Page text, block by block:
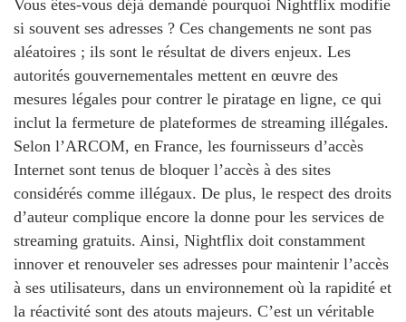
Vous êtes-vous déjà demandé pourquoi Nightflix modifie
si souvent ses adresses ? Ces changements ne sont pas
aléatoires ; ils sont le résultat de divers enjeux. Les
autorités gouvernementales mettent en œuvre des
mesures légales pour contrer le piratage en ligne, ce qui
inclut la fermeture de plateformes de streaming illégales.
Selon l’ARCOM, en France, les fournisseurs d’accès
Internet sont tenus de bloquer l’accès à des sites
considérés comme illégaux. De plus, le respect des droits
d’auteur complique encore la donne pour les services de
streaming gratuits. Ainsi, Nightflix doit constamment
innover et renouveler ses adresses pour maintenir l’accès
à ses utilisateurs, dans un environnement où la rapidité et
la réactivité sont des atouts majeurs. C’est un véritable